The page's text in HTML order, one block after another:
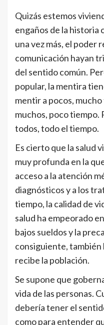
Quizás estemos
engaños de la historia
una vez más, el poder
comunicación hayan
del sentido común.
popular, la mentira
mentir a pocos,
muchos, poco tiempo.
todos, todo el tiempo.
Es cierto que la salud
muy profunda en la
acceso a la atención
diagnósticos y a los
tiempo, la calidad de
salud ha empeorado
bajos sueldos y la
consiguiente, también
recibe la población.
Se supone que
vida de las personas.
debería tener el
como para entender